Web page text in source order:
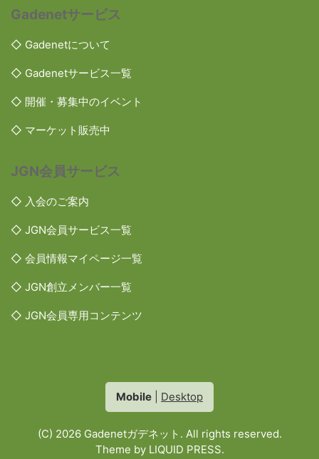
Gadenetサービス
◇ Gadenetについて
◇ Gadenetサービス一覧
◇ 開催・募集中のイベント
◇ マーケット販売中
JGN会員サービス
◇ 入会のご案内
◇ JGN会員サービス一覧
◇ 会員情報マイページ一覧
◇ JGN創立メンバー一覧
◇ JGN会員専用コンテンツ
Mobile Desktop
(C) 2026 Gadenetガデネット . All rights reserved.
Theme by LIQUID PRESS.